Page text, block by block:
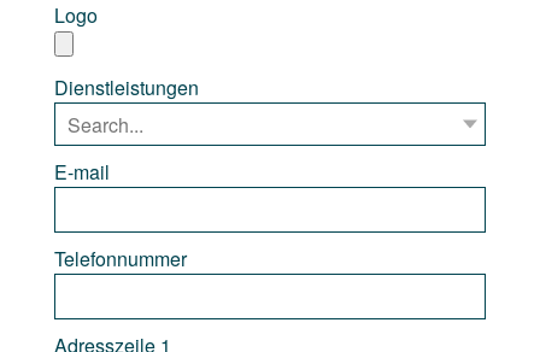
Logo
Dienstleistungen
E-mail
Telefonnummer
Adresszeile 1